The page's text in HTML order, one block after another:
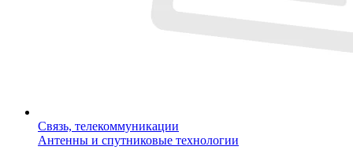
Связь, телекоммуникации
Антенны и спутниковые технологии